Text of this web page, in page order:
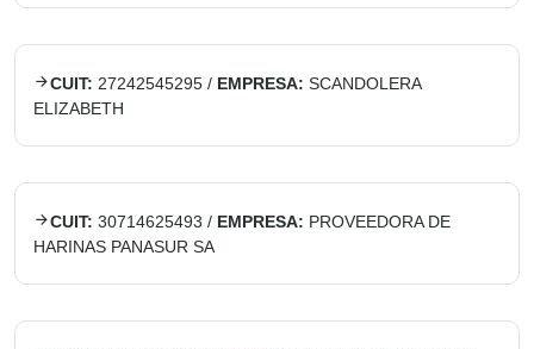
CUIT: 27242545295 / EMPRESA: SCANDOLERA
ELIZABETH
CUIT: 30714625493 / EMPRESA: PROVEEDORA DE
HARINAS PANASUR SA